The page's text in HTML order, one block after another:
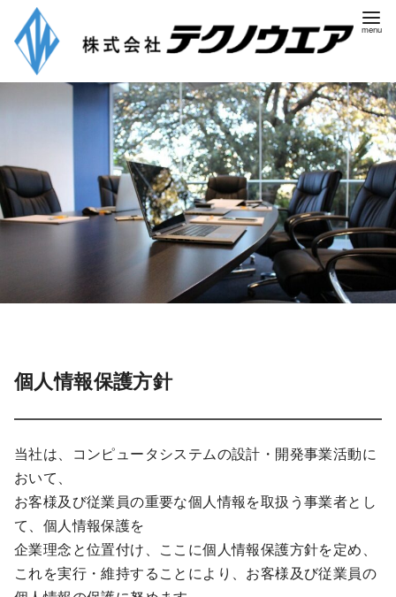
個人情報保護方針
当社は、コンピュータシステムの設計・開発事業活動に
おいて、
お客様及び従業員の重要な個人情報を取扱う事業者とし
て、個人情報保護を
企業理念と位置付け、ここに個人情報保護方針を定め、
これを実行・維持することにより、お客様及び従業員の